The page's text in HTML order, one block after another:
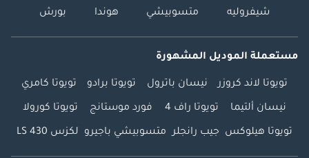
شيفروليه متسوبيشي هوندا بورش
مستعملة الموديل المشهورة
تويوتا لاند كروزر نيسان باترول تويوتا برادو تويوتا كامري
نيسان ألتيما تويوتا راف 4 فورد موستانج تويوتا كورولا
تويوتا هيلوكس جيب رانجلر متسوبيشي باجيرو لكزس LS 430